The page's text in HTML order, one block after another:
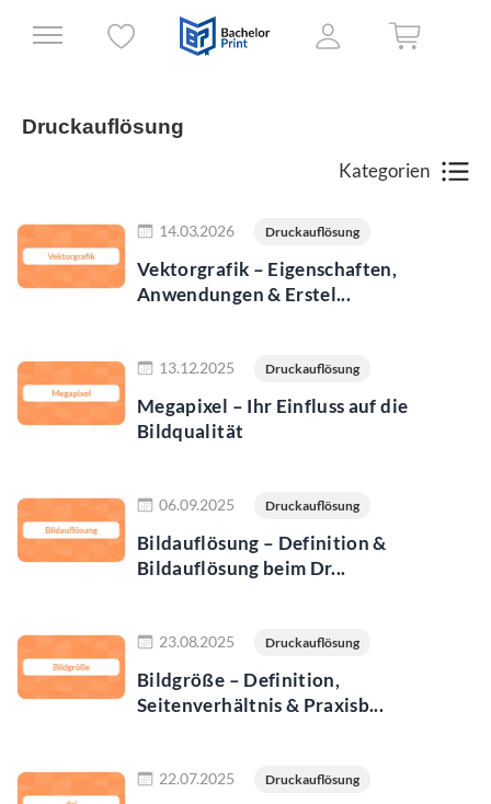
Druckauflösung
Kategorien
14.03.2026 Druckauflösung
Vektorgrafik – Eigenschaften,
Anwendungen & Erstel...
13.12.2025 Druckauflösung
Megapixel – Ihr Einfluss auf die
Bildqualität
06.09.2025 Druckauflösung
Bildauflösung – Definition &
Bildauflösung beim Dr...
23.08.2025 Druckauflösung
Bildgröße – Definition,
Seitenverhältnis & Praxisb...
22.07.2025 Druckauflösung